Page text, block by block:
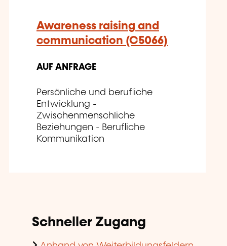
Awareness raising and
communication (C5066)
AUF ANFRAGE
Persönliche und berufliche
Entwicklung -
Zwischenmenschliche
Beziehungen - Berufliche
Kommunikation
Schneller Zugang